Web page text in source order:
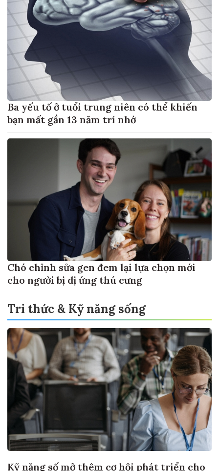
Ba yếu tố ở tuổi trung niên có thể khiến
bạn mất gần 13 năm trí nhớ
Chó chỉnh sửa gen đem lại lựa chọn mới
cho người bị dị ứng thú cưng
Tri thức & Kỹ năng sống
Kỹ năng số mở thêm cơ hội phát triển cho